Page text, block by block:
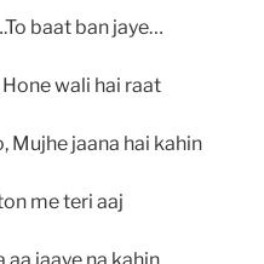
baat ban jaye…
wali hai raat
Mujhe jaana hai kahin
me teri aaj